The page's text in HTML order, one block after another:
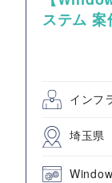
ステム 案
インフ
埼玉県